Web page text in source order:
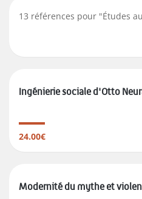
13 références pour "Études
Ingénierie sociale d'Otto
24.00€
Modernité du mythe et